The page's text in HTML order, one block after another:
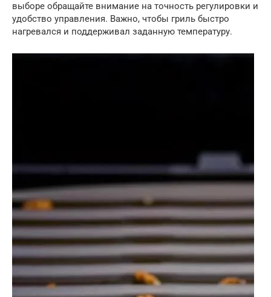
выборе обращайте внимание на точность регулировки и
удобство управления. Важно, чтобы гриль быстро
нагревался и поддерживал заданную температуру.